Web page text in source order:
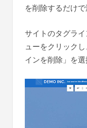
を削除するだけで
サイトのタグラ
ューをクリック
インを削除」を選